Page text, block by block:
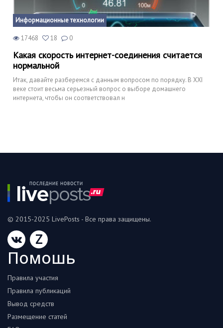
Информационные технологии
17468 18 0
Какая скорость интернет-соединения считается
нормальной
Итак, давайте разберемся с данным вопросом по порядку. В XXI
веке стоит весьма серьезный вопрос о выборе домашнего
интернета, чтобы он соответствовал н
© 2015-2025 LivePosts - Все права защищены.
Z
Помошь
Правила участия
Правила публикаций
Вывод средств
Размещение статей